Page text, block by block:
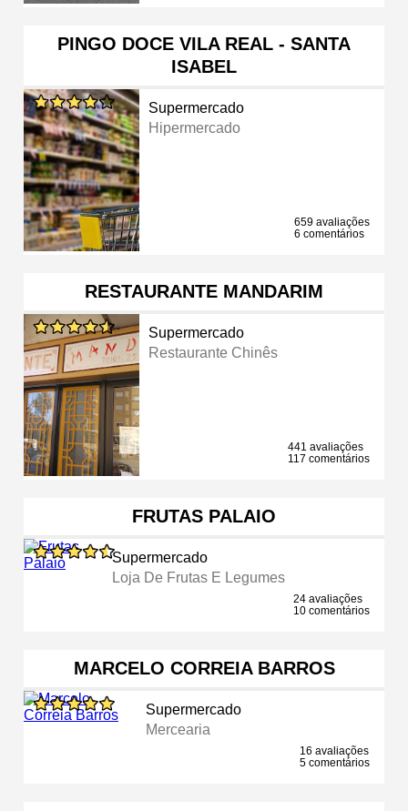
PINGO DOCE VILA REAL - SANTA
ISABEL
Supermercado
Hipermercado
659 avaliações
6 comentários
RESTAURANTE MANDARIM
Supermercado
Restaurante Chinês
441 avaliações
117 comentários
FRUTAS PALAIO
Supermercado
Loja De Frutas E Legumes
24 avaliações
10 comentários
MARCELO CORREIA BARROS
Supermercado
Mercearia
16 avaliações
5 comentários